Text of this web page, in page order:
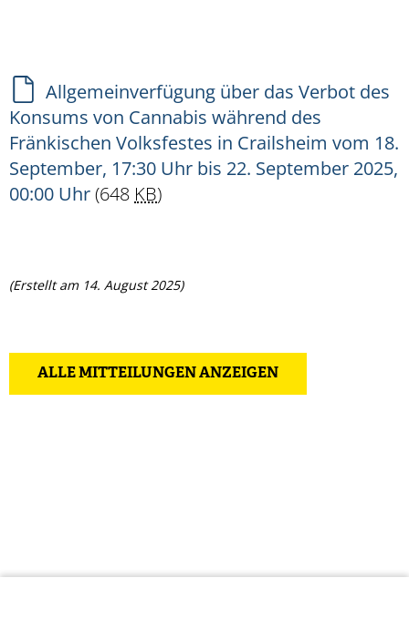
Allgemeinverfügung über das Verbot des
Konsums von Cannabis während des
Fränkischen Volksfestes in Crailsheim vom 18.
September, 17:30 Uhr bis 22. September 2025,
00:00 Uhr(648 KB)
(Erstellt am 14. August 2025)
ALLE MITTEILUNGEN ANZEIGEN